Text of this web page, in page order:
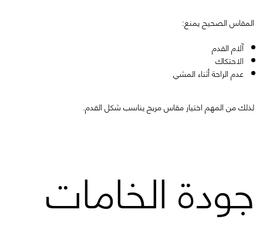
المقاس الصحيح يمنع:
آلام القدم
الاحتكاك
عدم الراحة أثناء المشي
لذلك من المهم اختيار مقاس مريح يناسب شكل القدم.
جودة الخامات